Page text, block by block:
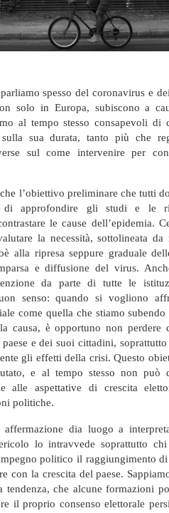
spesso del coronavirus e
solo in Europa, subiscono a
al tempo stesso consapevoli di
sua durata, tanto più che
sul come intervenire per
l’obiettivo preliminare che tutti
di approfondire gli studi e le
le cause dell’epidemia.
la necessità, sottolineata
alla ripresa seppure graduale
e diffusione del virus.
da parte di tutte le
senso: quando si vogliono
come quella che stiamo subendo
causa, è opportuno non perdere
e dei suoi cittadini,
gli effetti della crisi. Questo
e al tempo stesso non può
alle aspettative di crescita
politiche.
affermazione dia luogo a
lo intravvede soprattutto
politico il raggiungimento
con la crescita del paese.
tendenza, che alcune formazioni
il proprio consenso elettorale